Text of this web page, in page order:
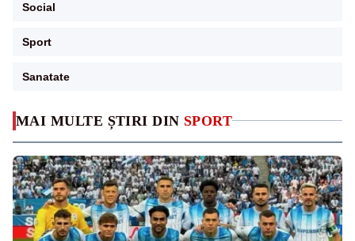
MAI MULTE ȘTIRI DIN SPORT
Social
Sport
Sanatate